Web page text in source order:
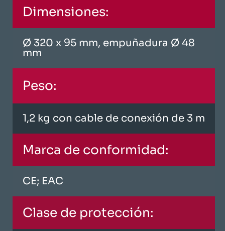
Dimensiones:
Ø 320 x 95 mm, empuñadura Ø 48
mm
Peso:
1,2 kg con cable de conexión de 3 m
Marca de conformidad:
CE; EAC
Clase de protección: